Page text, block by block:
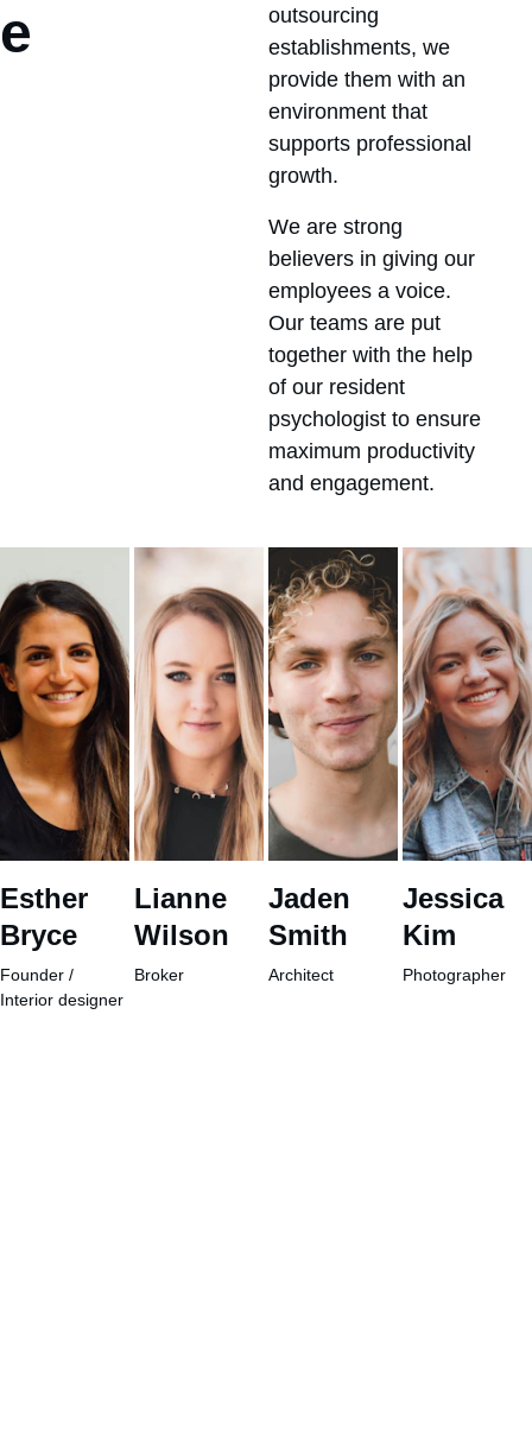
e
outsourcing
establishments, we
provide them with an
environment that
supports professional
growth.
We are strong
believers in giving our
employees a voice.
Our teams are put
together with the help
of our resident
psychologist to ensure
maximum productivity
and engagement.
Esther
Bryce
Founder /
Interior designer
Lianne
Wilson
Broker
Jaden
Smith
Architect
Jessica
Kim
Photographer